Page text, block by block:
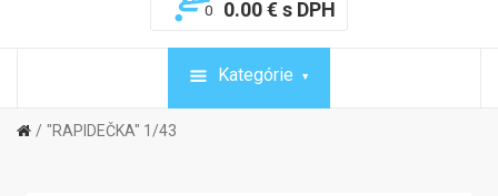
0
0.00 € s DPH
Kategórie
"RAPIDEČKA" 1/43